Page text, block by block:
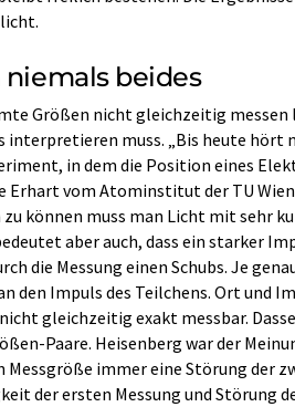
beides
Größen nicht gleichzeitig messen
interpretieren muss. „Bis heute hört
in dem die Position eines
Erhart vom Atominstitut der TU
können muss man Licht mit sehr
aber auch, dass ein starker
die Messung einen Schubs. Je
den Impuls des Teilchens. Ort und
gleichzeitig exakt messbar.
Paare. Heisenberg war der
Messgröße immer eine Störung der
der ersten Messung und Störung